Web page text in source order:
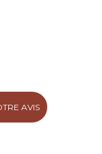
AVIS